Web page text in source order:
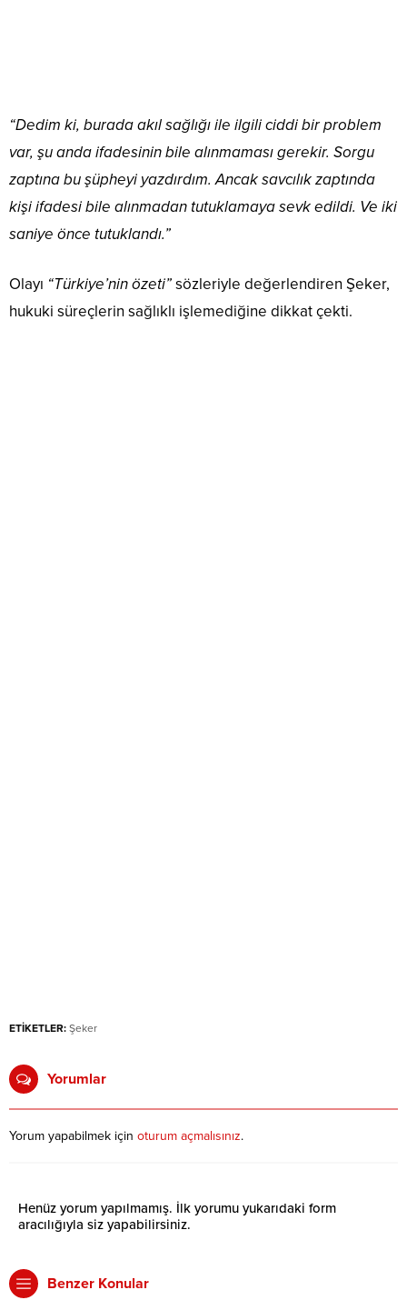
“Dedim ki, burada akıl sağlığı ile ilgili ciddi bir problem
var, şu anda ifadesinin bile alınmaması gerekir. Sorgu
zaptına bu şüpheyi yazdırdım. Ancak savcılık zaptında
kişi ifadesi bile alınmadan tutuklamaya sevk edildi. Ve iki
saniye önce tutuklandı.”
Olayı “Türkiye’nin özeti”sözleriyle değerlendiren Şeker,
hukuki süreçlerin sağlıklı işlemediğine dikkat çekti.
ETİKETLER: Şeker
Yorumlar
Yorum yapabilmek için oturum açmalısınız.
Henüz yorum yapılmamış. İlk yorumu yukarıdaki form
aracılığıyla siz yapabilirsiniz.
Benzer Konular